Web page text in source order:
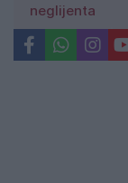
neglijenta